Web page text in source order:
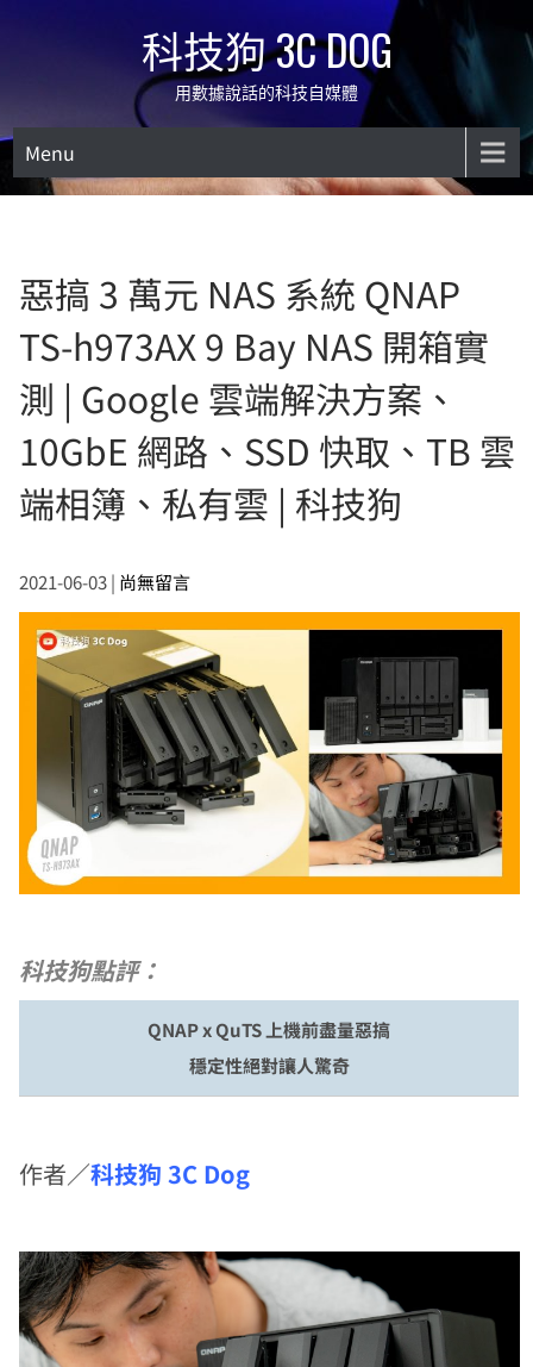
科技狗 3C DOG
用數據說話的科技自媒體
Menu
惡搞 3 萬元 NAS 系統 QNAP
TS-h973AX 9 Bay NAS 開箱實
測 | Google 雲端解決方案、
10GbE 網路、SSD 快取、TB 雲
端相簿、私有雲 | 科技狗
2021-06-03| 尚無留言
科技狗點評：
QNAP x QuTS 上機前盡量惡搞
穩定性絕對讓人驚奇
作者／科技狗 3C Dog